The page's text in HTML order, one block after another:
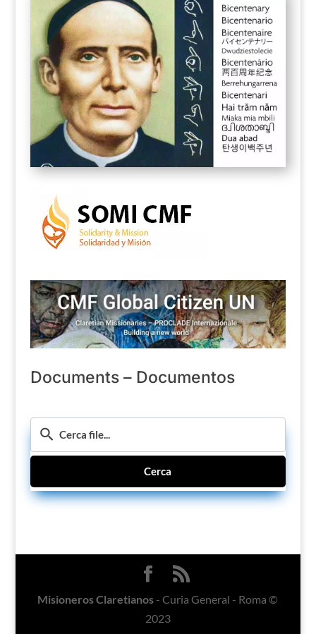
Documents – Documentos
Cerca
Misioneros Claretianos - Curia General - Roma ©
2023